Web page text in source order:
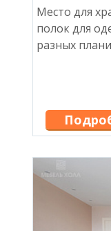
Место для
полок для
разных